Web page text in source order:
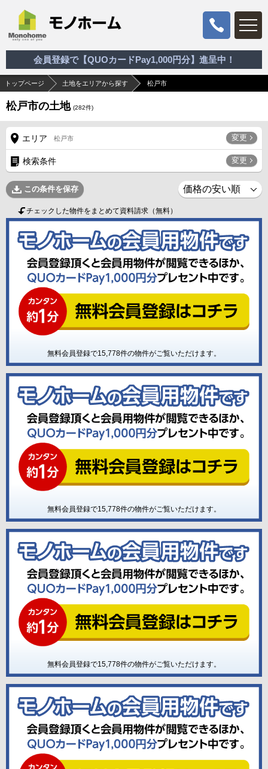
会員登録で【QUOカードPay1,000円分】進呈中！
トップページ 土地をエリアから探す 松戸市
松戸市の土地 (282件)
エリア 松戸市 変更
検索条件 変更
この条件を保存
チェックした物件をまとめて資料請求（無料）
無料会員登録で15,778件の物件がご覧いただけます。
無料会員登録で15,778件の物件がご覧いただけます。
無料会員登録で15,778件の物件がご覧いただけます。